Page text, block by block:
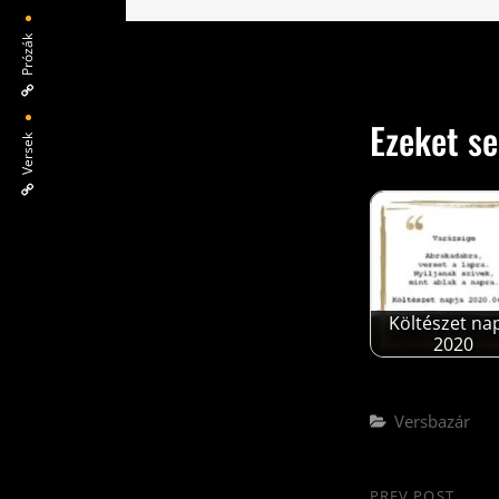
Versek
Prózák
Ezeket
Költészet
2020
Categories
Versbazár